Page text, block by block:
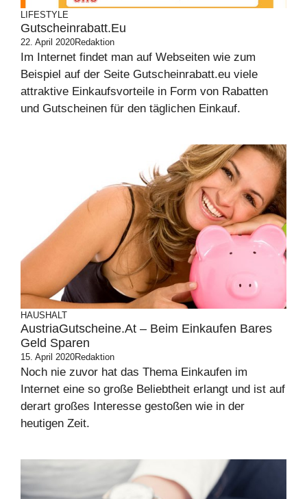
LIFESTYLE
Gutscheinrabatt.eu
22. April 2020Redaktion
Im Internet findet man auf Webseiten wie zum
Beispiel auf der Seite Gutscheinrabatt.eu viele
attraktive Einkaufsvorteile in Form von Rabatten
und Gutscheinen für den täglichen Einkauf.
HAUSHALT
AustriaGutscheine.at – Beim Einkaufen Bares
Geld Sparen
15. April 2020Redaktion
Noch nie zuvor hat das Thema Einkaufen im
Internet eine so große Beliebtheit erlangt und ist auf
derart großes Interesse gestoßen wie in der
heutigen Zeit.